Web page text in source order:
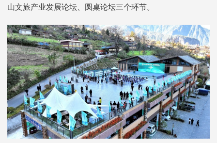
山文旅产业发展论坛、圆桌论坛三个环节。